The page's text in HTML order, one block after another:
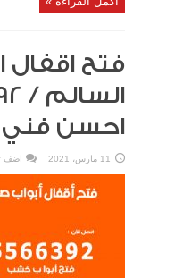
فتح اقفال
احسن فني
11 مارس، 2021 اضف